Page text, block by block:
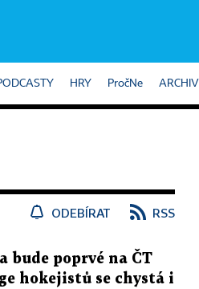
HRY PročNe ARCHIV
ODEBÍRAT RSS
bude poprvé na ČT
hokejistů se chystá i